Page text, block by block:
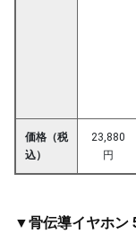
価格（税
込）
23,880
円
▼骨伝導イヤホン